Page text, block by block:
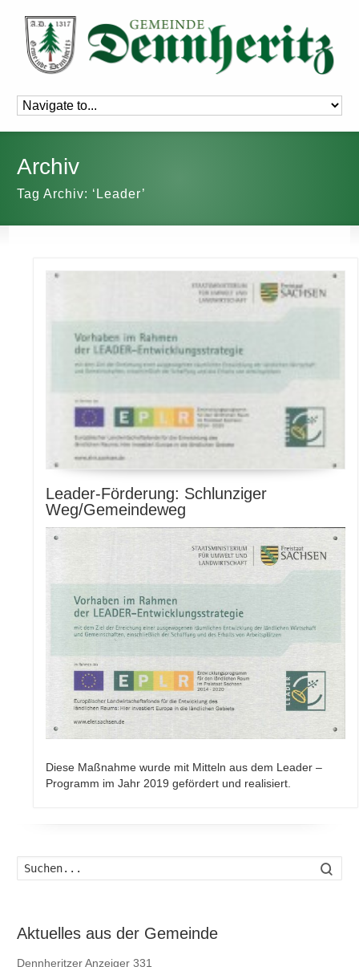
Archiv
Tag Archiv: ‘Leader’
Leader-Förderung: Schlunziger
Weg/Gemeindeweg
Diese Maßnahme wurde mit Mitteln aus dem Leader –
Programm im Jahr 2019 gefördert und realisiert.
Aktuelles aus der Gemeinde
Dennheritzer Anzeiger 331